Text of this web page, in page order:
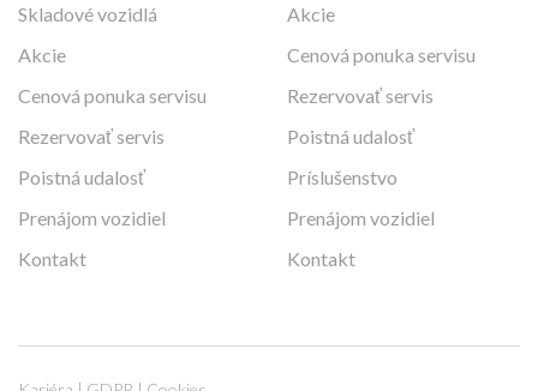
Skladové vozidlá
Akcie
Cenová ponuka servisu
Rezervovať servis
Poistná udalosť
Prenájom vozidiel
Kontakt
Akcie
Cenová ponuka servisu
Rezervovať servis
Poistná udalosť
Príslušenstvo
Prenájom vozidiel
Kontakt